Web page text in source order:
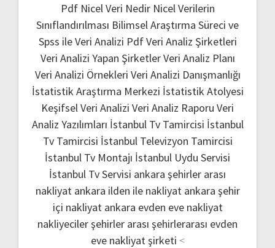
Pdf Nicel Veri Nedir Nicel Verilerin
Sınıflandırılması Bilimsel Araştırma Süreci ve
Spss ile Veri Analizi PdfVeri Analiz Şirketleri
Veri Analizi Yapan ŞirketlerVeri Analiz Planı
Veri Analizi Örnekleri Veri Analizi Danışmanlığı
İstatistik Araştırma Merkezi İstatistik Atolyesi
Keşifsel Veri Analizi Veri Analiz Raporu Veri
Analiz Yazılımları İstanbul Tv Tamircisi İstanbul
Tv Tamircisi İstanbul Televizyon Tamircisi
İstanbul Tv Montajı İstanbul Uydu Servisi
İstanbul Tv Servisi ankara şehirler arası
nakliyat ankara ilden ile nakliyat ankara şehir
içi nakliyat ankara evden eve nakliyat
nakliyeciler şehirler arası şehirlerarası evden
eve nakliyat şirketi <